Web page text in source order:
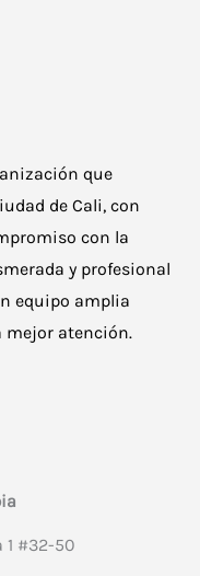
que
de Cali, con
con la
y profesional
equipo amplia
mejor atención.
#32-50